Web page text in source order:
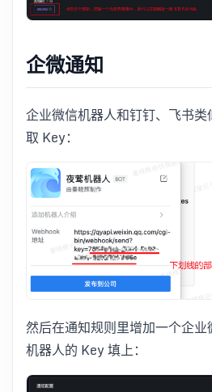
企微通知
企业微信机器人和钉钉、飞书
取 Key：
然后在通知规则里增加一个企
机器人的 Key 填上：